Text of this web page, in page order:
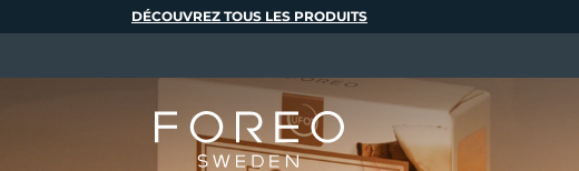
DÉCOUVREZ TOUS LES PRODUITS